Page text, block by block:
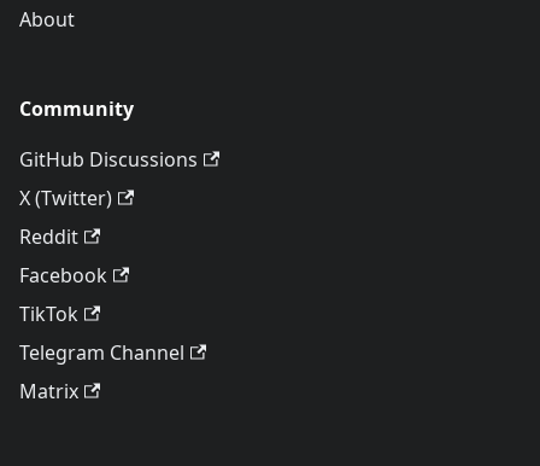
About
Community
GitHub Discussions
X (Twitter)
Reddit
Facebook
TikTok
Telegram Channel
Matrix